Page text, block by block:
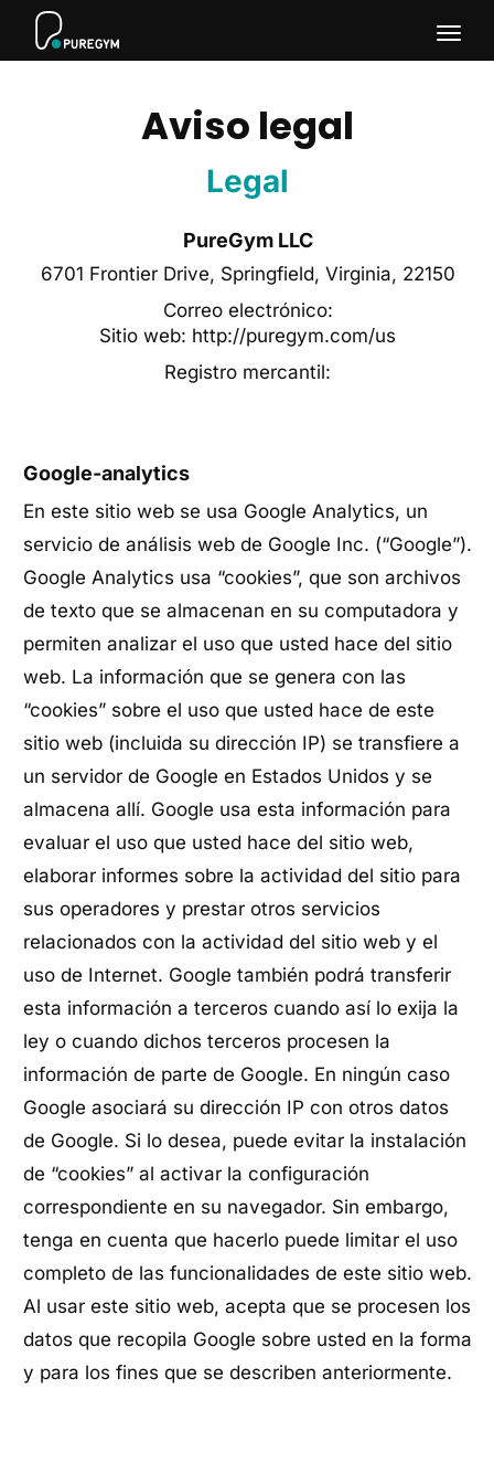
Aviso legal
Legal
PureGym LLC
6701 Frontier Drive, Springfield, Virginia, 22150
Correo electrónico:
Sitio web: http://puregym.com/us
Registro mercantil:
Google-analytics
En este sitio web se usa Google Analytics, un
servicio de análisis web de Google Inc. (“Google”).
Google Analytics usa “cookies”, que son archivos
de texto que se almacenan en su computadora y
permiten analizar el uso que usted hace del sitio
web. La información que se genera con las
“cookies” sobre el uso que usted hace de este
sitio web (incluida su dirección IP) se transfiere a
un servidor de Google en Estados Unidos y se
almacena allí. Google usa esta información para
evaluar el uso que usted hace del sitio web,
elaborar informes sobre la actividad del sitio para
sus operadores y prestar otros servicios
relacionados con la actividad del sitio web y el
uso de Internet. Google también podrá transferir
esta información a terceros cuando así lo exija la
ley o cuando dichos terceros procesen la
información de parte de Google. En ningún caso
Google asociará su dirección IP con otros datos
de Google. Si lo desea, puede evitar la instalación
de “cookies” al activar la configuración
correspondiente en su navegador. Sin embargo,
tenga en cuenta que hacerlo puede limitar el uso
completo de las funcionalidades de este sitio web.
Al usar este sitio web, acepta que se procesen los
datos que recopila Google sobre usted en la forma
y para los fines que se describen anteriormente.